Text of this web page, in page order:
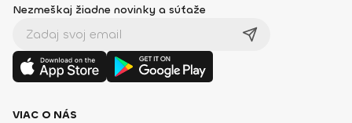
Nezmeškaj žiadne novinky a súťaže
VIAC O NÁS